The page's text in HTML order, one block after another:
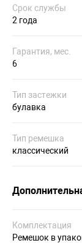
Срок службы
2 года
Гарантия, мес.
6
Тип застежки
булавка
Тип ремешка
классический
Комплектация
Ремешок в